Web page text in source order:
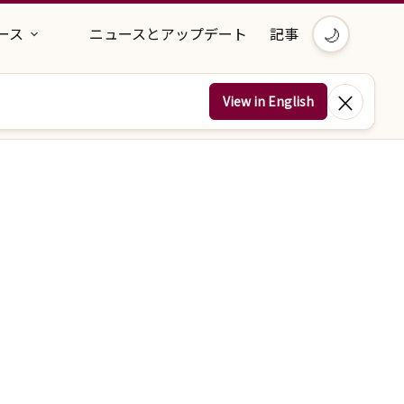
ス ニュースとアップデート 記事 🌙
View in English ×